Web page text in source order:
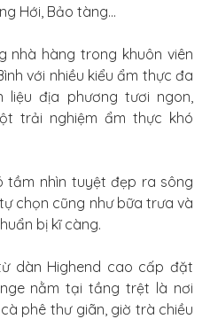
Hới, Bảo tàng...
nhà hàng trong khuôn viên
với nhiều kiểu ẩm thực đa
liệu địa phương tươi ngon,
trải nghiệm ẩm thực khó
tầm nhìn tuyệt đẹp ra sông
chọn cũng như bữa trưa và
bị kĩ càng.
dàn Highend cao cấp đặt
nằm tại tầng trệt là nơi
phê thư giãn, giờ trà chiều